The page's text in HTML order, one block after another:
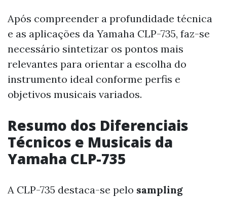
Após compreender a profundidade técnica
e as aplicações da Yamaha CLP-735, faz-se
necessário sintetizar os pontos mais
relevantes para orientar a escolha do
instrumento ideal conforme perfis e
objetivos musicais variados.
Resumo dos Diferenciais
Técnicos e Musicais da
Yamaha CLP-735
A CLP-735 destaca-se pelo sampling